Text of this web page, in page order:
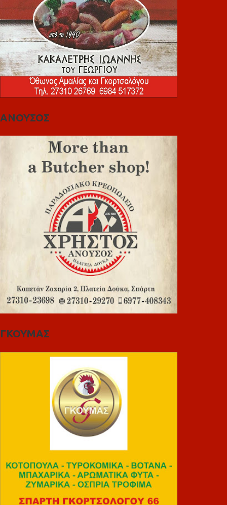
ΑΝΟΥΣΟΣ
ΓΚΟΥΜΑΣ